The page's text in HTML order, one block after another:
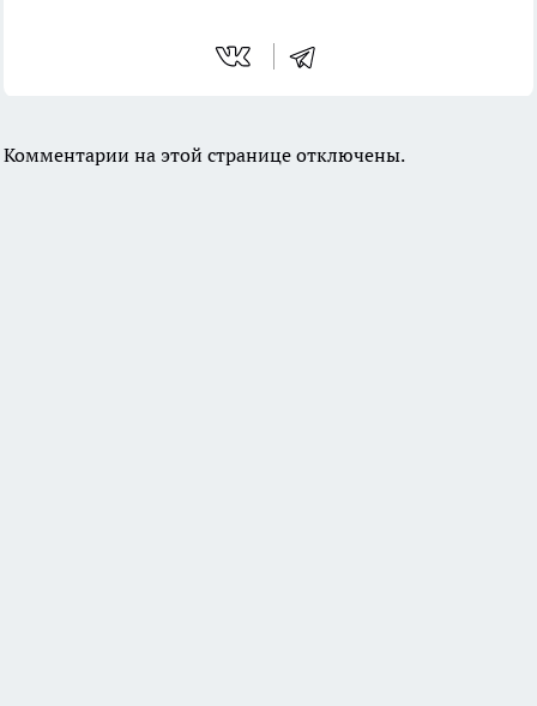
Комментарии на этой странице отключены.